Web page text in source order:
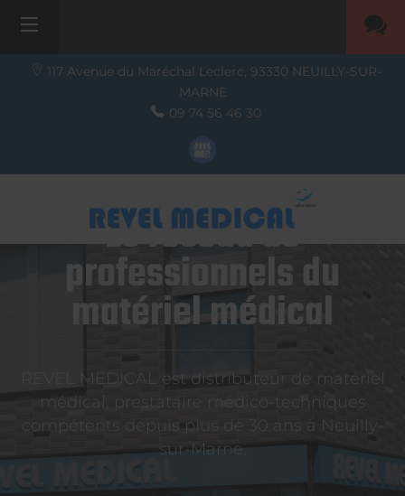
117 Avenue du Maréchal Leclerc, 93330 NEUILLY-SUR-
MARNE
09 74 56 46 30
Le réseau de
professionnels du
matériel médical
REVEL MEDICAL est distributeur de matériel
médical, prestataire médico-techniques
compétents depuis plus de 30 ans à Neuilly-
sur-Marne.